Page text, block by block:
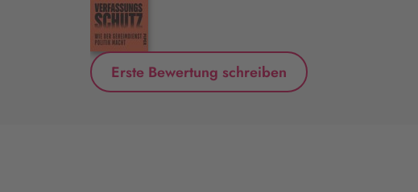
Erste Bewertung schreiben